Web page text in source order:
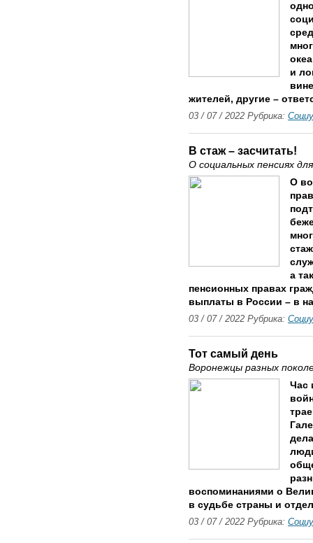
и
жителей, другие –
03 / 07 / 2022 Рубрика:
В стаж – засчитать!
О социальных пенсиях
О
а
пенсионных правах
выплаты в России – в
03 / 07 / 2022 Рубрика:
Тот самый день
Воронежцы разных
Час
воспоминаниями о
в судьбе страны и
03 / 07 / 2022 Рубрика: